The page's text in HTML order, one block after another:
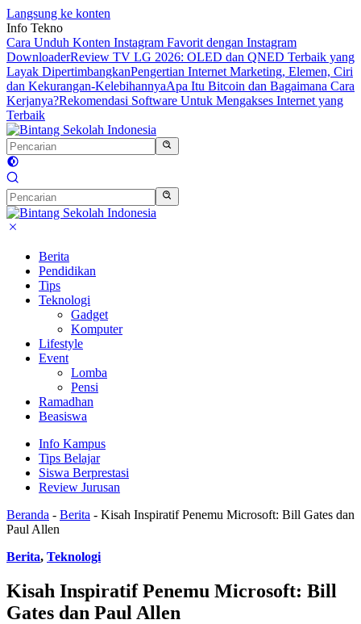
Langsung ke konten
Info Tekno
Cara Unduh Konten Instagram Favorit dengan Instagram
DownloaderReview TV LG 2026: OLED dan QNED Terbaik yang
Layak DipertimbangkanPengertian Internet Marketing, Elemen, Ciri
dan Kekurangan-KelebihannyaApa Itu Bitcoin dan Bagaimana Cara
Kerjanya?Rekomendasi Software Untuk Mengakses Internet yang
Terbaik
Berita
Pendidikan
Tips
Teknologi
Gadget
Komputer
Lifestyle
Event
Lomba
Pensi
Ramadhan
Beasiswa
Info Kampus
Tips Belajar
Siswa Berprestasi
Review Jurusan
Beranda - Berita - Kisah Inspiratif Penemu Microsoft: Bill Gates dan
Paul Allen
Berita, Teknologi
Kisah Inspiratif Penemu Microsoft: Bill
Gates dan Paul Allen